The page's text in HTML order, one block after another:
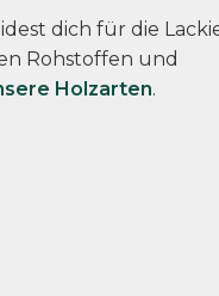
dich für die
Rohstoffen und
Holzarten.